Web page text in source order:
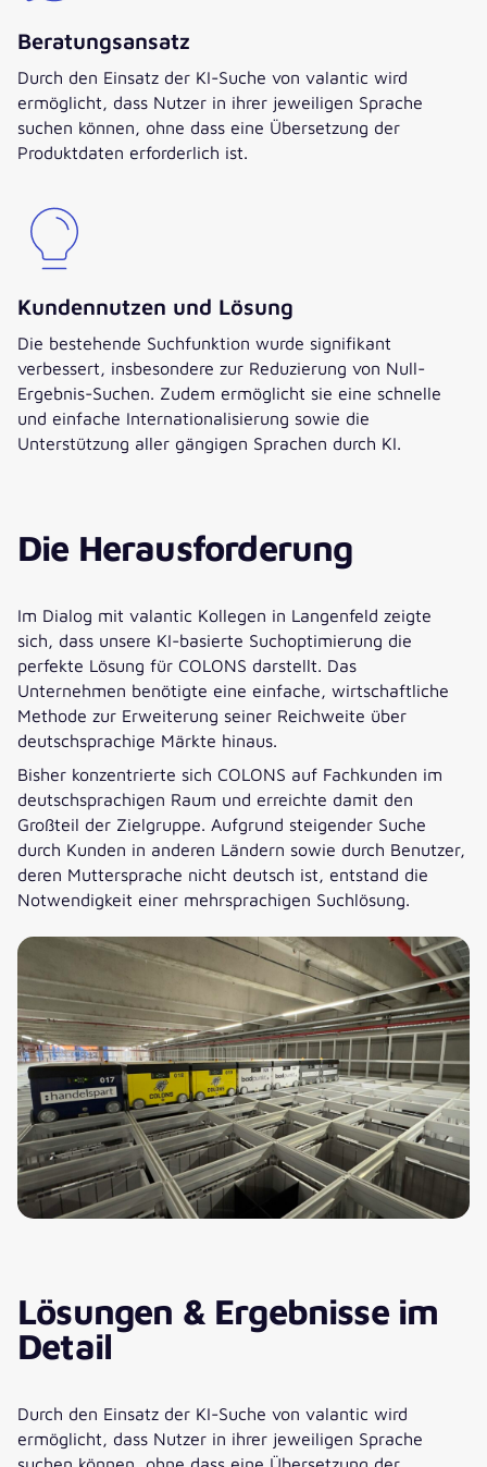
Beratungsansatz
Durch den Einsatz der KI-Suche von valantic wird
ermöglicht, dass Nutzer in ihrer jeweiligen Sprache
suchen können, ohne dass eine Übersetzung der
Produktdaten erforderlich ist.
Kundennutzen und Lösung
Die bestehende Suchfunktion wurde signifikant
verbessert, insbesondere zur Reduzierung von Null-
Ergebnis-Suchen. Zudem ermöglicht sie eine schnelle
und einfache Internationalisierung sowie die
Unterstützung aller gängigen Sprachen durch KI.
Die Herausforderung
Im Dialog mit valantic Kollegen in Langenfeld zeigte
sich, dass unsere KI-basierte Suchoptimierung die
perfekte Lösung für COLONS darstellt. Das
Unternehmen benötigte eine einfache, wirtschaftliche
Methode zur Erweiterung seiner Reichweite über
deutschsprachige Märkte hinaus.
Bisher konzentrierte sich COLONS auf Fachkunden im
deutschsprachigen Raum und erreichte damit den
Großteil der Zielgruppe. Aufgrund steigender Suche
durch Kunden in anderen Ländern sowie durch Benutzer,
deren Muttersprache nicht deutsch ist, entstand die
Notwendigkeit einer mehrsprachigen Suchlösung.
Lösungen & Ergebnisse im
Detail
Durch den Einsatz der KI-Suche von valantic wird
ermöglicht, dass Nutzer in ihrer jeweiligen Sprache